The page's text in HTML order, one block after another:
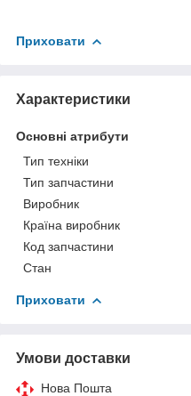
Приховати
Характеристики
Основні атрибути
Тип техніки
Тип запчастини
Виробник
Країна виробник
Код запчастини
Стан
Приховати
Умови доставки
Нова Пошта